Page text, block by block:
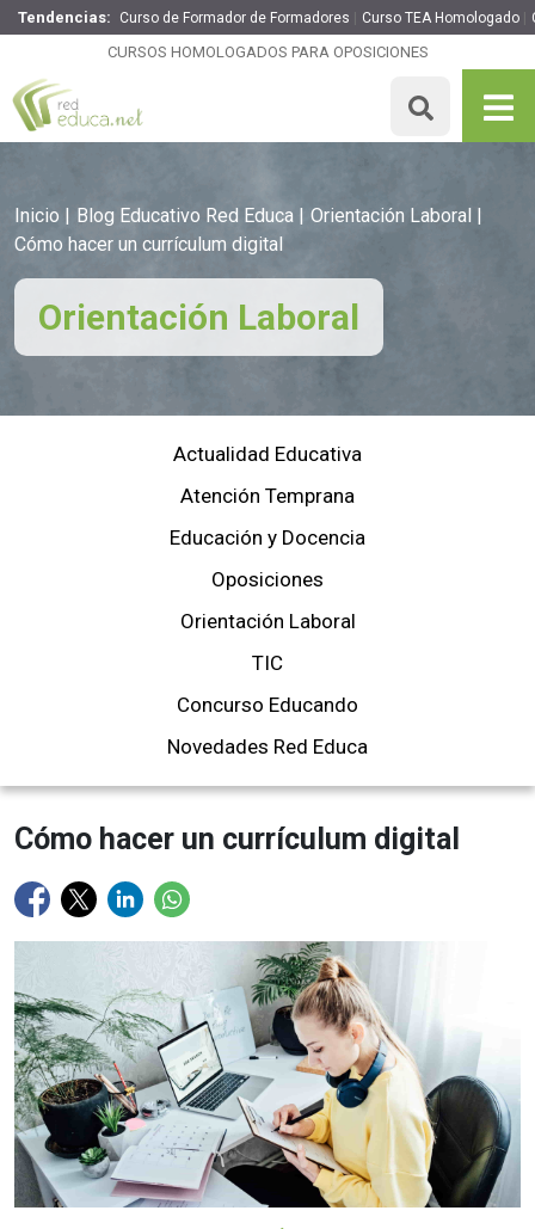
Tendencias: Curso de Formador de Formadores Curso TEA Homologado
CURSOS HOMOLOGADOS PARA OPOSICIONES
Inicio Blog Educativo Red Educa
Orientación Laboral
Cómo hacer un currículum digital
Orientación Laboral
Actualidad Educativa
Atención Temprana
Educación y Docencia
Oposiciones
Orientación Laboral
TIC
Concurso Educando
Novedades Red Educa
Cómo hacer un currículum digital